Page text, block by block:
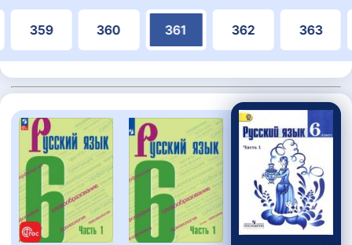
359 360 361 362 363